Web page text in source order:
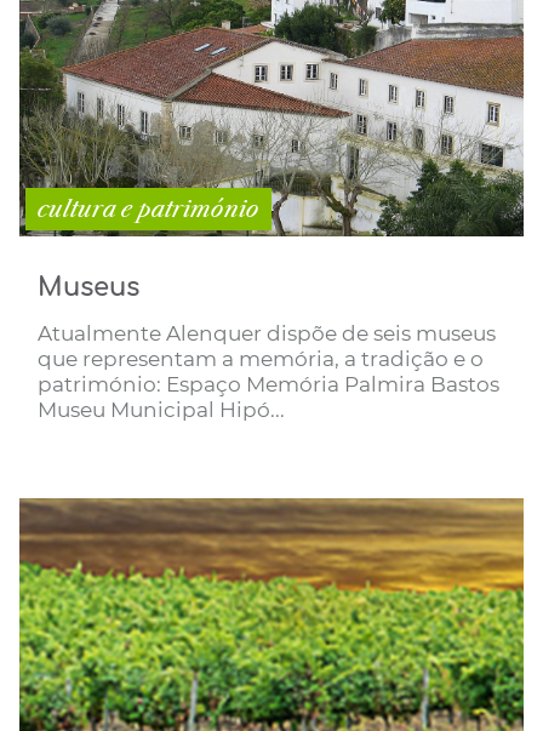
cultura e património
Museus
Atualmente Alenquer dispõe de seis museus
que representam a memória, a tradição e o
património: Espaço Memória Palmira Bastos
Museu Municipal Hipó...